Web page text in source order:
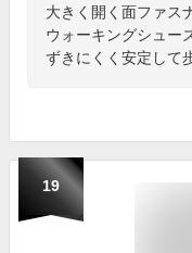
大きく開く面ファス
ウォーキングシュー
ずきにくく安定して
19